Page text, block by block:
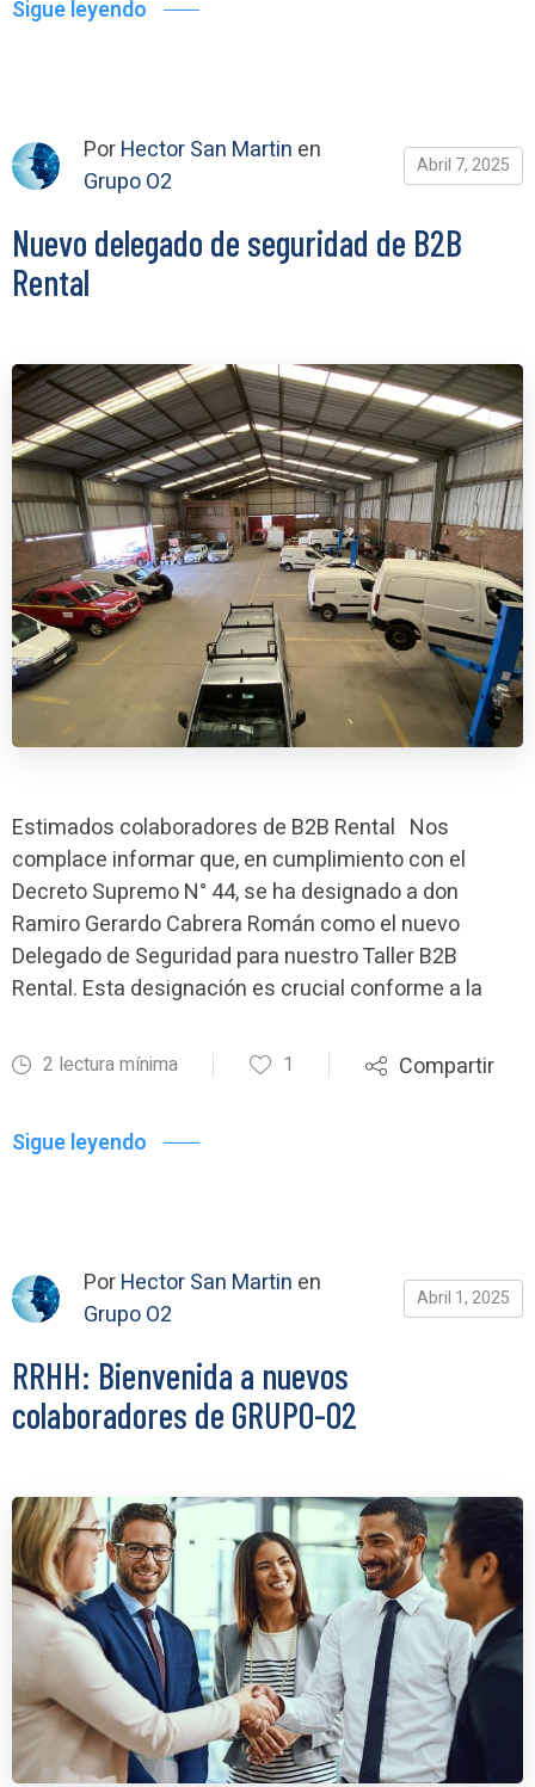
Sigue leyendo
PorHector San Martin en
Grupo O2
Abril 7, 2025
Nuevo delegado de seguridad de B2B
Rental
Estimados colaboradores de B2B Rental Nos
complace informar que, en cumplimiento con el
Decreto Supremo N° 44, se ha designado a don
Ramiro Gerardo Cabrera Román como el nuevo
Delegado de Seguridad para nuestro Taller B2B
Rental. Esta designación es crucial conforme a la
2 lectura mínima 1 Compartir
Sigue leyendo
PorHector San Martin en
Grupo O2
Abril 1, 2025
RRHH: Bienvenida a nuevos
colaboradores de GRUPO-O2